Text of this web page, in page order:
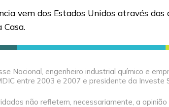
vem dos Estados Unidos através
Nacional, engenheiro industrial químico e
entre 2003 e 2007 e presidente da
não refletem, necessariamente, a